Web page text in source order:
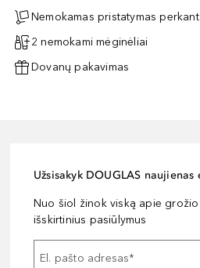
Nemokamas pristatymas
2 nemokami mėginėliai
Dovanų pakavimas
Užsisakyk DOUGLAS naujienas
Nuo šiol žinok viską apie
išskirtinius pasiūlymus
El. pašto adresas*